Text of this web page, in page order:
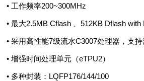
• 工作频率200~300MHz
• 最大2.5MB Cflash 、512KB Dflash with
• 采用高性能7级流水C3007处理器，支
• 增强时间处理单元（eTPU2）
• 多种封装：LQFP176/144/100